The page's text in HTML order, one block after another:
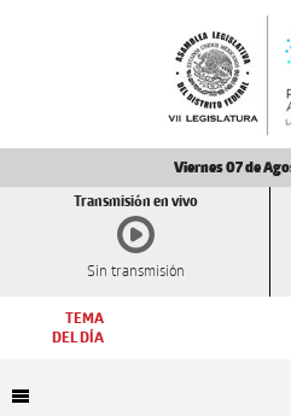
Viernes 07 de
Transmisión en vivo
Sin transmisión
TEMA
DEL DÍA